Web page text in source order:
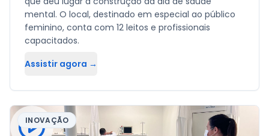
mental. O local, destinado em especial ao público
feminino, conta com 12 leitos e profissionais
capacitados.
Assistir agora →
INOVAÇÃO